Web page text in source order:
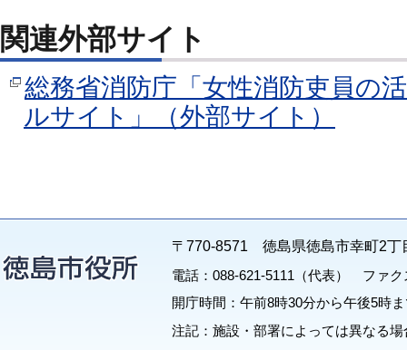
関連外部サイト
総務省消防庁「女性消防吏員の
ルサイト」（外部サイト）
〒770-8571 徳島県徳島市幸町2丁
電話：088-621-5111（代表） ファク
開庁時間：午前8時30分から午後5時
注記：施設・部署によっては異なる